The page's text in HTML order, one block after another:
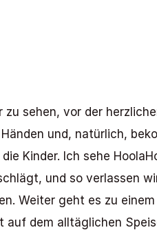
sehen, vor der
und, natürlich,
Kinder. Ich sehe
und so verlassen
Weiter geht es zu
dem alltäglichen